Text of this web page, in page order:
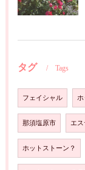
タグ Tags
フェイシャル
那須塩原市 エ
ホットストーン？